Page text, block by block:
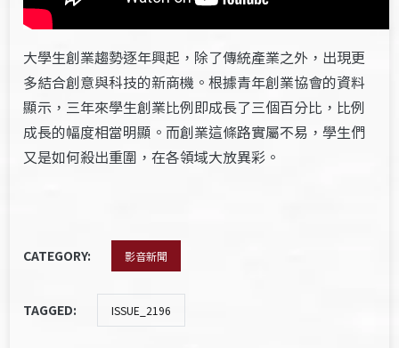
大學生創業趨勢逐年興起，除了傳統產業之外，出現更
多結合創意與科技的新商機。根據青年創業協會的資料
顯示，三年來學生創業比例即成長了三個百分比，比例
成長的幅度相當明顯。而創業這條路實屬不易，學生們
又是如何殺出重圍，在各領域大放異彩。
CATEGORY: 影音新聞
TAGGED: ISSUE_2196